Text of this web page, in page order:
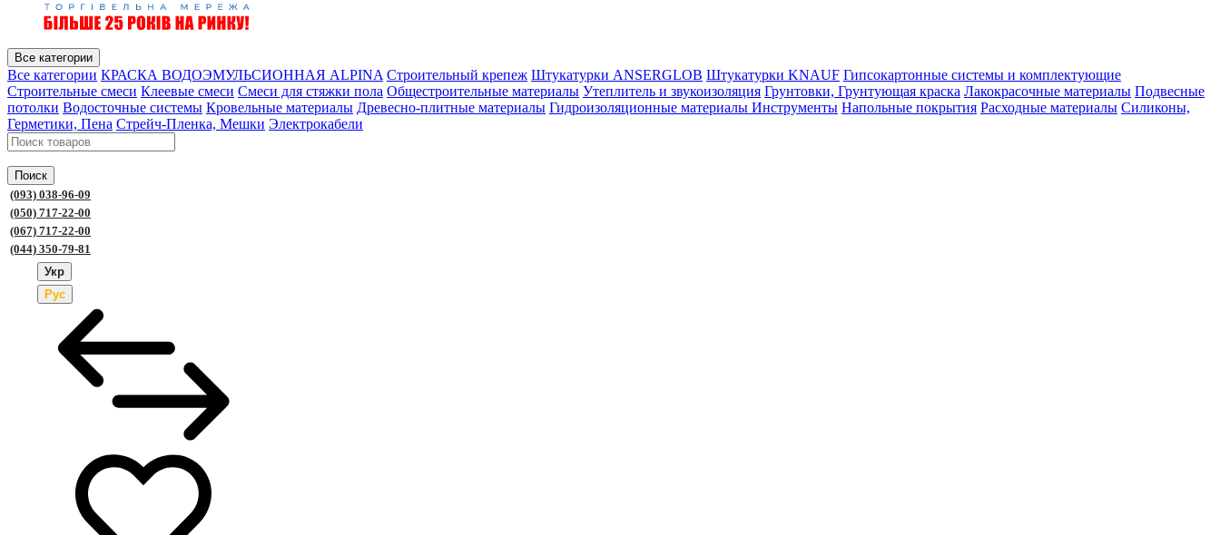
Все категории
Все категории КРАСКА ВОДОЭМУЛЬСИОННАЯ ALPINA Строительный крепеж Штукатурки ANSERGLOB Штукатурки KNAUF Гипсокартонные системы и комплектующие
Строительные смеси Клеевые смеси Смеси для стяжки пола Общестроительные материалы Утеплитель и звукоизоляция Грунтовки, Грунтующая краска Лакокрасочные материалы Подвесные
потолки Водосточные системы Кровельные материалы Древесно-плитные материалы Гидроизоляционные материалы Инструменты Напольные покрытия Расходные материалы Силиконы,
Герметики, Пена Стрейч-Пленка, Мешки Электрокабели
Поиск
(093) 038-96-09
(050) 717-22-00
(067) 717-22-00
(044) 350-79-81
Укр
Рус